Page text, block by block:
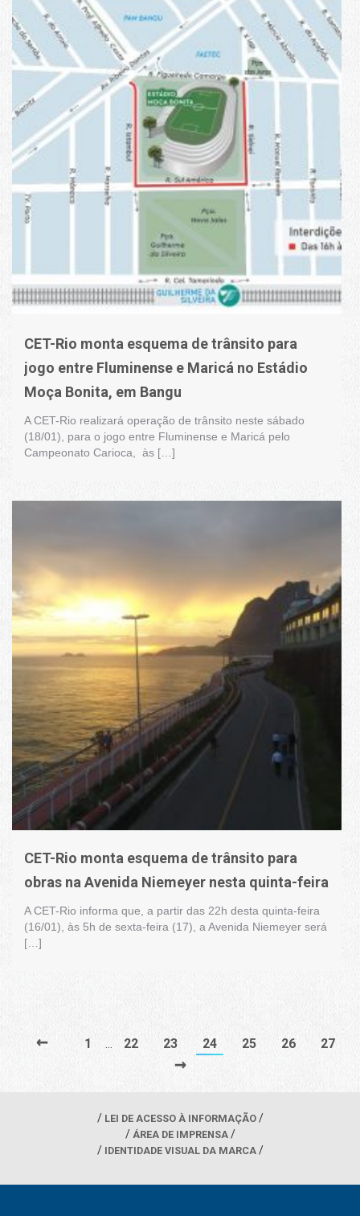
CET-Rio monta esquema de trânsito para
jogo entre Fluminense e Maricá no Estádio
Moça Bonita, em Bangu
A CET-Rio realizará operação de trânsito neste sábado
(18/01), para o jogo entre Fluminense e Maricá pelo
Campeonato Carioca, às […]
CET-Rio monta esquema de trânsito para
obras na Avenida Niemeyer nesta quinta-feira
A CET-Rio informa que, a partir das 22h desta quinta-feira
(16/01), às 5h de sexta-feira (17), a Avenida Niemeyer será
[…]
← 1 22 23 24 25 26 27
→
LEI DE ACESSO À INFORMAÇÃO
ÁREA DE IMPRENSA
IDENTIDADE VISUAL DA MARCA